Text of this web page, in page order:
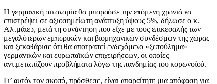
Η γερμανική οικονομία θα μπορούσε την επόμενη χρονιά να
επιστρέψει σε αξιοσημείωτη ανάπτυξη ύψους 5%, δήλωσε ο κ.
Αλτμάιερ, μετά τη συνάντηση που είχε με τους επικεφαλής των
μεγαλύτερων εμπορικών και βιομηχανικών συνδέσμων της χώρας
και ξεκαθάρισε ότι θα αποτραπεί ενδεχόμενο «ξεπούλημα»
γερμανικών και ευρωπαϊκών επιχειρήσεων, οι οποίες
αντιμετωπίζουν προβλήματα λόγω της πανδημίας του κορωνοϊού.
Γι’ αυτόν τον σκοπό, πρόσθεσε, είναι απαραίτητη μια απόφαση για